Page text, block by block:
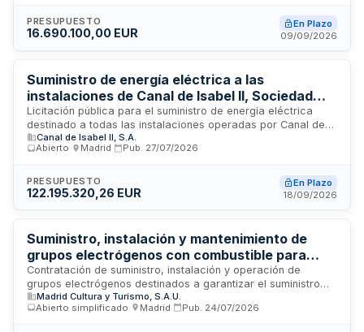
acrediten el origen renovable de biometano, contribuyendo
así a los objetivos de sostenibilidad energética y
realiza desde la Presidencia y Consejería Delegada de Aena
en Madrid.
PRESUPUESTO
16.690.100,00 EUR
En Plazo
09/09/2026
Suministro de energía eléctrica a las
instalaciones de Canal de Isabel II, Sociedad
Anónima, Mancomunidad de Pueblos, período
2027-2029
Licitación pública para el suministro de energía eléctrica
destinado a todas las instalaciones operadas por Canal de
Isabel II, S.A., M.P. durante el período comprendido entre
2027 y 2029. El contrato contempla la prestación del servicio
establecidos en los correspondientes pliegos de
prescripciones, incluyendo la posibilidad de incorporación
base dentro de los márgenes contractuales permitidos.
Canal de Isabel II, S.A.
Abierto
Madrid Pub. 27/07/2026
PRESUPUESTO
122.195.320,26 EUR
En Plazo
18/09/2026
Suministro, instalación y mantenimiento de
grupos electrógenos con combustible para
Hispanidad 2026 - Madrid, Cultura y Turismo
Contratación de suministro, instalación y operación de
grupos electrógenos destinados a garantizar el suministro
eléctrico continuo durante la celebración de Hispanidad
2026 en Madrid. El contrato incluye el transporte, instalación,
Madrid Cultura y Turismo, S.A.U.
Abierto simplificado
Madrid Pub. 24/07/2026